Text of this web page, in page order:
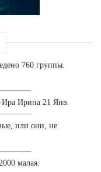
760 группы.
Ира Ирина 21 Янв.
или они, не
малая.